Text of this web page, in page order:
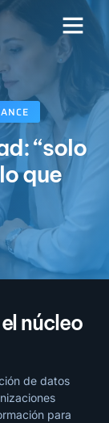
“solo
que
núcleo
de datos
para